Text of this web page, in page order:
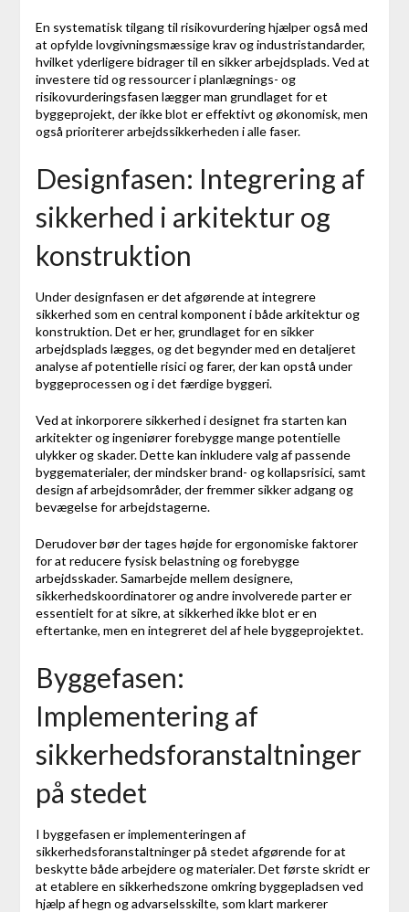
En systematisk tilgang til risikovurdering hjælper også med
at opfylde lovgivningsmæssige krav og industristandarder,
hvilket yderligere bidrager til en sikker arbejdsplads. Ved at
investere tid og ressourcer i planlægnings- og
risikovurderingsfasen lægger man grundlaget for et
byggeprojekt, der ikke blot er effektivt og økonomisk, men
også prioriterer arbejdssikkerheden i alle faser.
Designfasen: Integrering af
sikkerhed i arkitektur og
konstruktion
Under designfasen er det afgørende at integrere
sikkerhed som en central komponent i både arkitektur og
konstruktion. Det er her, grundlaget for en sikker
arbejdsplads lægges, og det begynder med en detaljeret
analyse af potentielle risici og farer, der kan opstå under
byggeprocessen og i det færdige byggeri.
Ved at inkorporere sikkerhed i designet fra starten kan
arkitekter og ingeniører forebygge mange potentielle
ulykker og skader. Dette kan inkludere valg af passende
byggematerialer, der mindsker brand- og kollapsrisici, samt
design af arbejdsområder, der fremmer sikker adgang og
bevægelse for arbejdstagerne.
Derudover bør der tages højde for ergonomiske faktorer
for at reducere fysisk belastning og forebygge
arbejdsskader. Samarbejde mellem designere,
sikkerhedskoordinatorer og andre involverede parter er
essentielt for at sikre, at sikkerhed ikke blot er en
eftertanke, men en integreret del af hele byggeprojektet.
Byggefasen:
Implementering af
sikkerhedsforanstaltninger
på stedet
I byggefasen er implementeringen af
sikkerhedsforanstaltninger på stedet afgørende for at
beskytte både arbejdere og materialer. Det første skridt er
at etablere en sikkerhedszone omkring byggepladsen ved
hjælp af hegn og advarselsskilte, som klart markerer